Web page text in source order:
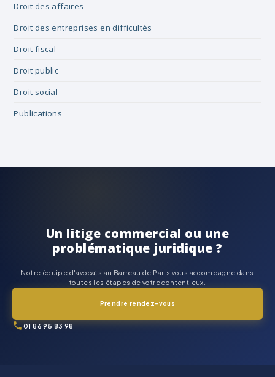
Droit des affaires
Droit des entreprises en difficultés
Droit fiscal
Droit public
Droit social
Publications
Un litige commercial ou une
problématique juridique ?
Notre équipe d'avocats au Barreau de Paris vous accompagne dans
toutes les étapes de votre contentieux.
Prendre rendez-vous
01 86 95 83 98